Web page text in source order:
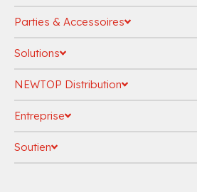
Parties & Accessoires
Solutions
NEWTOP Distribution
Entreprise
Soutien